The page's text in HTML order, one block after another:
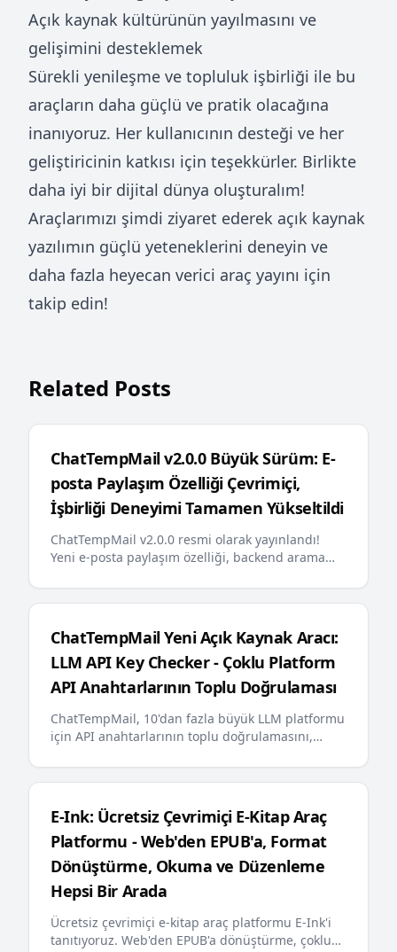
Açık kaynak kültürünün yayılmasını ve
gelişimini desteklemek
Sürekli yenileşme ve topluluk işbirliği ile bu
araçların daha güçlü ve pratik olacağına
inanıyoruz. Her kullanıcının desteği ve her
geliştiricinin katkısı için teşekkürler. Birlikte
daha iyi bir dijital dünya oluşturalım!
Araçlarımızı şimdi ziyaret ederek açık kaynak
yazılımın güçlü yeteneklerini deneyin ve
daha fazla heyecan verici araç yayını için
takip edin!
Related Posts
ChatTempMail v2.0.0 Büyük Sürüm: E-
posta Paylaşım Özelliği Çevrimiçi,
İşbirliği Deneyimi Tamamen Yükseltildi
ChatTempMail v2.0.0 resmi olarak yayınlandı!
Yeni e-posta paylaşım özelliği, backend arama
mesajları, AI dostu llms.txt ve diğer önemli
kullanışlı geçici e-posta deneyimi sunuyor
ChatTempMail Yeni Açık Kaynak Aracı:
LLM API Key Checker - Çoklu Platform
API Anahtarlarının Toplu Doğrulaması
ChatTempMail, 10'dan fazla büyük LLM platformu
için API anahtarlarının toplu doğrulamasını,
gösterimini destekleyen yeni açık kaynak aracı
E-Ink: Ücretsiz Çevrimiçi E-Kitap Araç
Platformu - Web'den EPUB'a, Format
Dönüştürme, Okuma ve Düzenleme
Hepsi Bir Arada
Ücretsiz çevrimiçi e-kitap araç platformu E-Ink'i
tanıtıyoruz. Web'den EPUB'a dönüştürme, çoklu